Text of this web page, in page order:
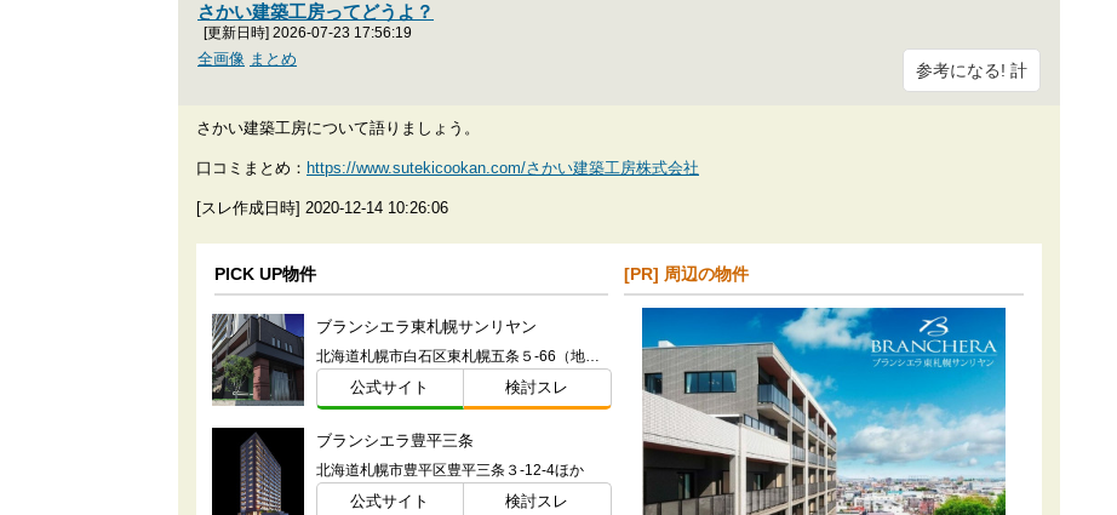
さかい建築工房ってどうよ？
[更新日時] 2026-07-23 17:56:19
参考になる! 計
全画像 まとめ
さかい建築工房について語りましょう。
口コミまとめ： https://www.sutekicookan.com/さかい建築工房株式会社
[スレ作成日時] 2020-12-14 10:26:06
PICK UP物件
ブランシエラ東札幌サンリヤン
北海道札幌市白石区東札幌五条５-66（地番）
公式サイト 検討スレ
ブランシエラ豊平三条
北海道札幌市豊平区豊平三条３-12-4ほか
公式サイト 検討スレ
[PR] 周辺の物件